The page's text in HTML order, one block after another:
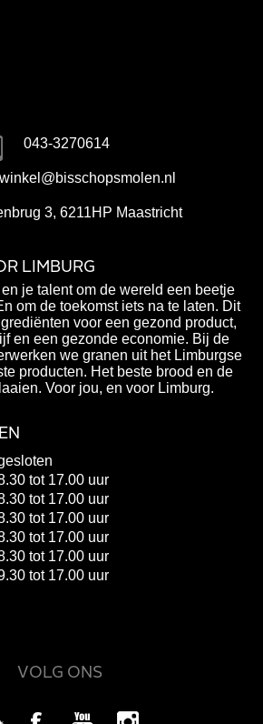
043-3270614
3, 6211HP Maastricht
LIMBURG
je talent om de wereld een beetje
om de toekomst iets na te laten. Dit
voor een gezond product,
en een gezonde economie. Bij de
we granen uit het Limburgse
producten. Het beste brood en de
Voor jou, en voor Limburg.
tot 17.00 uur
tot 17.00 uur
tot 17.00 uur
tot 17.00 uur
tot 17.00 uur
tot 17.00 uur
VOLG ONS